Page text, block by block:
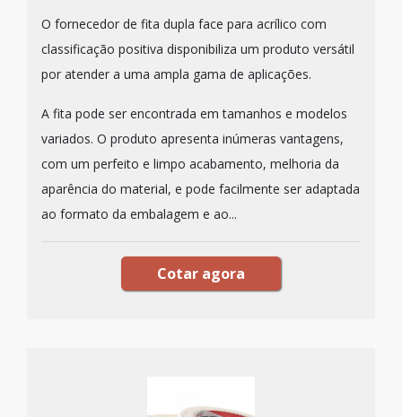
O fornecedor de fita dupla face para acrílico com
classificação positiva disponibiliza um produto versátil
por atender a uma ampla gama de aplicações.
A fita pode ser encontrada em tamanhos e modelos
variados. O produto apresenta inúmeras vantagens,
com um perfeito e limpo acabamento, melhoria da
aparência do material, e pode facilmente ser adaptada
ao formato da embalagem e ao...
Cotar agora